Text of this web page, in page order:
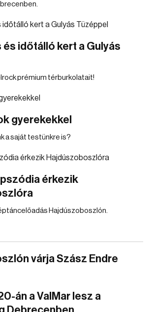
és időtálló kert a Gulyás
prémium térburkolatait!
gyerekekkel
a saját testünkre is?
érkezik
Hajdúszoboszlón.
várja Szász Endre
án a ValMar lesz a